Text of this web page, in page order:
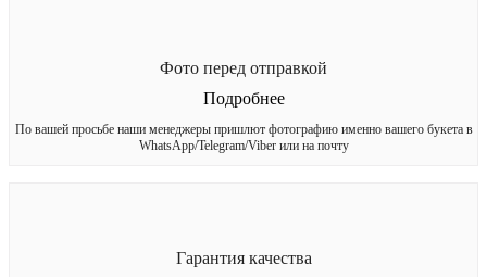
Фото перед отправкой
Подробнее
По вашей просьбе наши менеджеры пришлют фотографию именно вашего букета в
WhatsApp/Telegram/Viber или на почту
Гарантия качества